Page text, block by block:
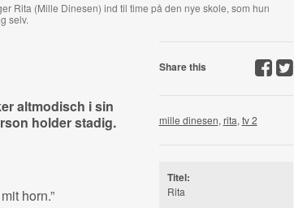
Rita (Mille Dinesen) ind til time på den nye skole, som hun
selv.
altmodisch i sin
holder stadig.
horn.”
Share this
mille dinesen, rita, tv 2
Titel:
Rita